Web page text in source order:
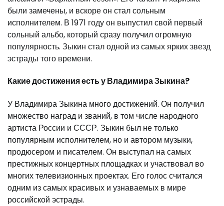
были замечены, и вскоре он стал сольным
исполнителем. В 1971 году он выпустил свой первый
сольный альбо, который сразу получил огромную
популярность. Зыкин стал одной из самых ярких звезд
эстрады того времени.
Какие достижения есть у Владимира Зыкина?
У Владимира Зыкина много достижений. Он получил
множество наград и званий, в том числе народного
артиста России и СССР. Зыкин был не только
популярным исполнителем, но и автором музыки,
продюсером и писателем. Он выступал на самых
престижных концертных площадках и участвовал во
многих телевизионных проектах. Его голос считался
одним из самых красивых и узнаваемых в мире
российской эстрады.